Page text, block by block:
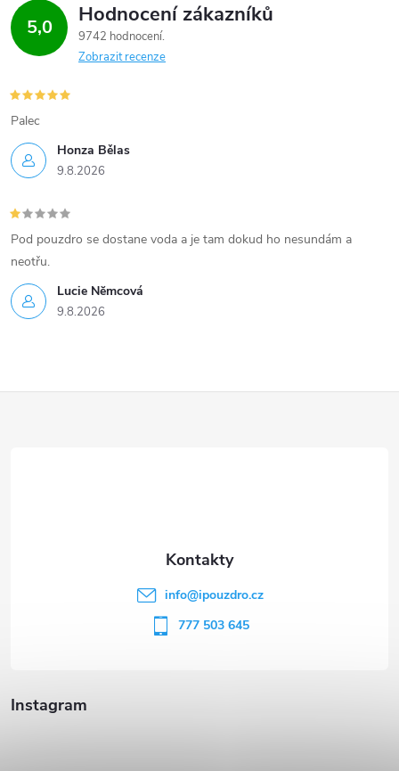
5,0 Hodnocení zákazníků
9742 hodnocení
Zobrazit recenze
Honza Bělas
9.8.2026
Palec
Lucie Nĕmcová
9.8.2026
Pod pouzdro se dostane voda a je tam dokud ho nesundám a
neotřu.
Instagram
info@ipouzdro.cz
777 503 645